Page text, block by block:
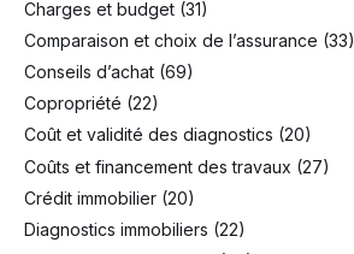
Charges et budget (31)
Comparaison et choix de l’assurance (33)
Conseils d’achat (69)
Copropriété (22)
Coût et validité des diagnostics (20)
Coûts et financement des travaux (27)
Crédit immobilier (20)
Diagnostics immobiliers (22)